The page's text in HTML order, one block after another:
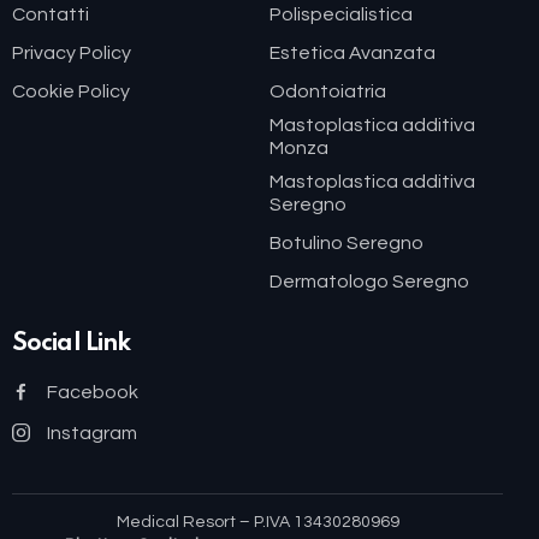
Contatti
Privacy Policy
Cookie Policy
Polispecialistica
Estetica Avanzata
Odontoiatria
Mastoplastica additiva
Monza
Mastoplastica additiva
Seregno
Botulino Seregno
Dermatologo Seregno
Social Link
Facebook
Instagram
Medical Resort – P.IVA 13430280969